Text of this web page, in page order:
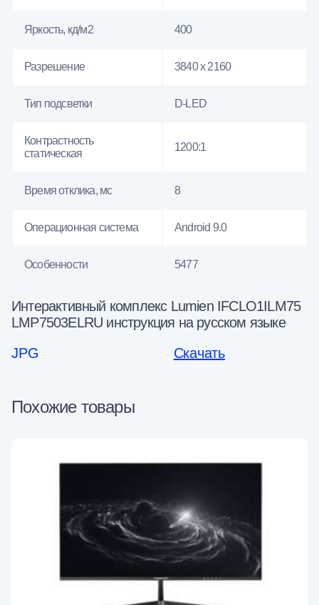
Яркость, кд/м2 400
Разрешение 3840 x 2160
Тип подсветки D-LED
Контрастность
статическая
1200:1
Время отклика, мс 8
Операционная система Android 9.0
Особенности 5477
Интерактивный комплекс Lumien IFCLO1ILM75
LMP7503ELRU инструкция на русском языке
JPG
Скачать
Похожие товары